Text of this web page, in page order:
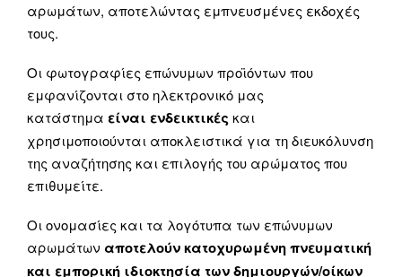
αρωμάτων, αποτελώντας εμπνευσμένες εκδοχές
τους.
Οι φωτογραφίες επώνυμων προϊόντων που
εμφανίζονται στο ηλεκτρονικό μας
κατάστημα είναι ενδεικτικές και
χρησιμοποιούνται αποκλειστικά για τη διευκόλυνση
της αναζήτησης και επιλογής του αρώματος που
επιθυμείτε.
Οι ονομασίες και τα λογότυπα των επώνυμων
αρωμάτων αποτελούν κατοχυρωμένη πνευματική
και εμπορική ιδιοκτησία των δημιουργών/οίκων